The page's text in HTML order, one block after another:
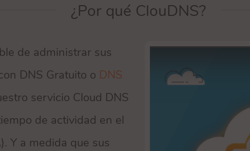
¿Por qué ClouDNS?
de administrar sus
DNS Gratuito o DNS
servicio Cloud DNS
de actividad en el
Y a medida que sus